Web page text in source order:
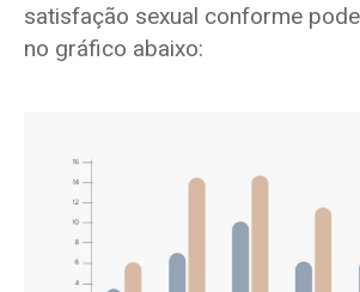
satisfação sexual conforme
no gráfico abaixo: